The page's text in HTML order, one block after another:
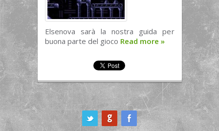
Elsenova sarà la nostra guida per
buona parte del gioco Read more »